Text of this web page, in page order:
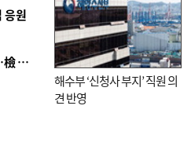
응원
■ 검사 신분 버리고 직급하향(10년 이하 저연차 검사)…檢 중수청행 기피
해수부 ‘신청사 부지’ 직원 의
견 반영